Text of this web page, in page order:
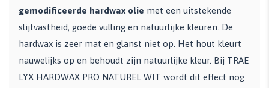
gemodificeerde hardwax olie met een uitstekende
slijtvastheid, goede vulling en natuurlijke kleuren. De
hardwax is zeer mat en glanst niet op. Het hout kleurt
nauwelijks op en behoudt zijn natuurlijke kleur. Bij TRAE
LYX HARDWAX PRO NATUREL WIT wordt dit effect nog